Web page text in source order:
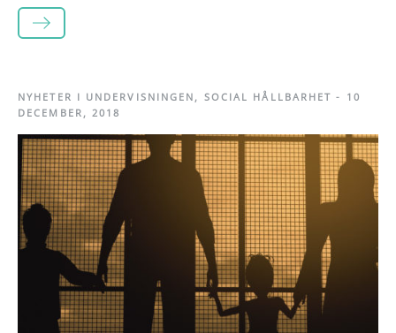
LÄS MER
NYHETER I UNDERVISNINGEN , SOCIAL HÅLLBARHET - 10
DECEMBER, 2018